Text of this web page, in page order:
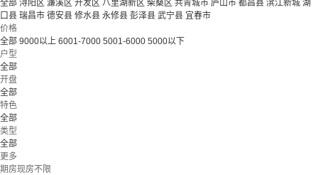
全部 浔阳区 濂溪区 开发区 八里湖新区 柴桑区 共青城市 庐山市 都昌县 滨江新城 湖
口县 瑞昌市 德安县 修水县 永修县 彭泽县 武宁县 宜春市
价格
全部 9000以上 6001-7000 5001-6000 5000以下
户型
全部
开盘
全部
特色
全部
类型
全部
更多
期房现房不限